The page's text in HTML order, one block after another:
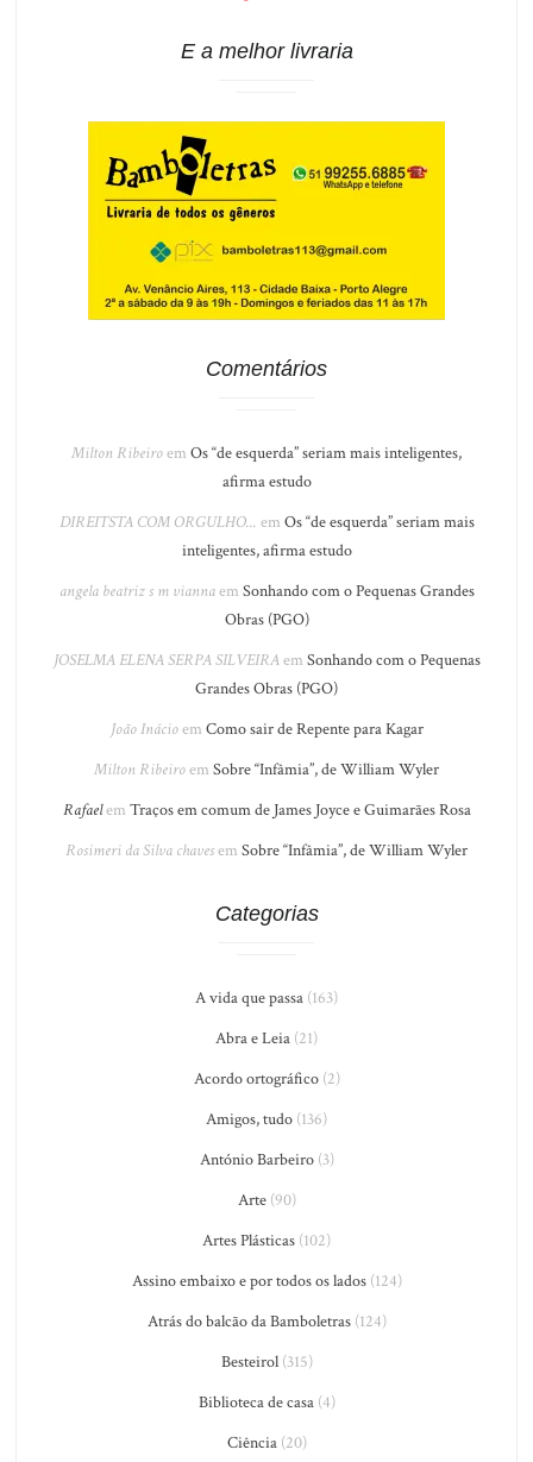
E a melhor livraria
Comentários
Milton Ribeiroem Os “de esquerda” seriam mais inteligentes,
afirma estudo
DIREITSTA COM ORGULHO... em Os “de esquerda” seriam mais
inteligentes, afirma estudo
angela beatriz s m viannaem Sonhando com o Pequenas Grandes
Obras (PGO)
JOSELMA ELENA SERPA SILVEIRAem Sonhando com o Pequenas
Grandes Obras (PGO)
João Inácioem Como sair de Repente para Kagar
Milton Ribeiroem Sobre “Infâmia”, de William Wyler
Rafaelem Traços em comum de James Joyce e Guimarães Rosa
Rosimeri da Silva chavesem Sobre “Infâmia”, de William Wyler
Categorias
A vida que passa (163)
Abra e Leia (21)
Acordo ortográfico(2)
Amigos, tudo (136)
António Barbeiro(3)
Arte(90)
Artes Plásticas (102)
Assino embaixo e por todos os lados(124)
Atrás do balcão da Bamboletras(124)
Besteirol(315)
Biblioteca de casa(4)
Ciência(20)